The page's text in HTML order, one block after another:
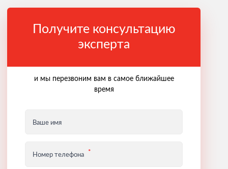
Получите консультацию
эксперта
и мы перезвоним вам в самое ближайшее
время
Ваше имя
Номер телефона